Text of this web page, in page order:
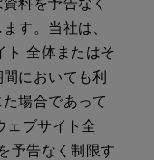
す。当社は、
ト 全体またはそ
においても利
場合であって
ェブサイト全
予告なく制限す